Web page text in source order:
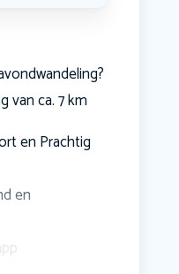
van ca. 7 km
en Prachtig
en